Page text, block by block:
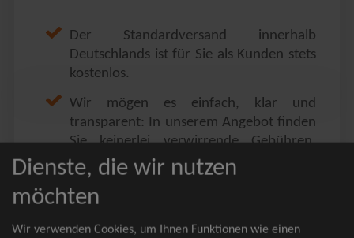
Der Standardversand innerhalb
Deutschlands ist für Sie als Kunden stets
kostenlos.
Wir mögen es einfach, klar und
transparent: In unserem Angebot finden
Sie keinerlei verwirrende Gebühren,
Zusatzangebote oder ähnliches.
Sie erhalten ausschließlich
zusammenhängende Sitzplätze, welche
nach der Bestplatzbuchung vergeben
Dienste, die wir nutzen
möchten
Wir verwenden Cookies, um Ihnen Funktionen wie einen